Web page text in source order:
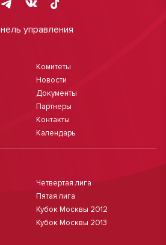
управления
Комитеты
Новости
Документы
Партнеры
Контакты
Календарь
Четвертая лига
Пятая лига
Кубок Москвы 2012
Кубок Москвы 2013